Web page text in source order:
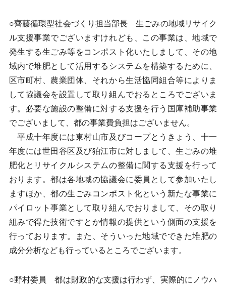
○齊藤循環型社会づくり担当部長 生ごみの地域リサイク
ル支援事業でございますけれども、この事業は、地域で
発生する生ごみ等をコンポスト化いたしまして、その地
域内で堆肥として活用するシステムを構築するために、
区市町村、農業団体、それから生活協同組合等によりま
して協議会を設置して取り組んでおるところでございま
す。必要な施設の整備に対する支援を行う国庫補助事業
でございまして、都の事業費負担はございません。
平成十年度には東村山市及びコープとうきょう、十一
年度には世田谷区及び狛江市に対しまして、生ごみの堆
肥化とリサイクルシステムの整備に関する支援を行って
おります。都は各地域の協議会に委員として参加いたし
ますほか、都の生ごみコンポスト化という新たな事業に
パイロット事業として取り組んでおりまして、その取り
組みで得た技術ですとか情報の提供という側面の支援を
行っております。また、そういった地域でできた堆肥の
成分分析なども行っているところでございます。
○野村委員 都は財政的な支援は行わず、実際的にノウハ